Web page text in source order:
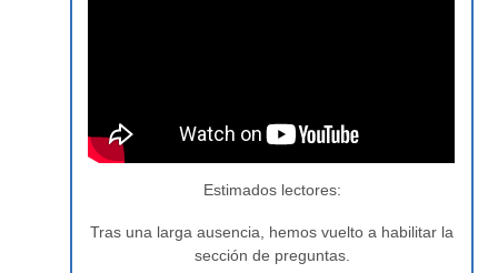
Estimados lectores:
Tras una larga ausencia, hemos vuelto a habilitar la
sección de preguntas.